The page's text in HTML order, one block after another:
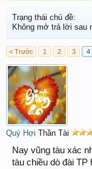
Trạng thái chủ đề:
Không mở trả lời sau
< Trước 1 2 3 4
Quý Hợi Thần Tài
Nay vũng tàu xác
tàu chiều dò đài TP